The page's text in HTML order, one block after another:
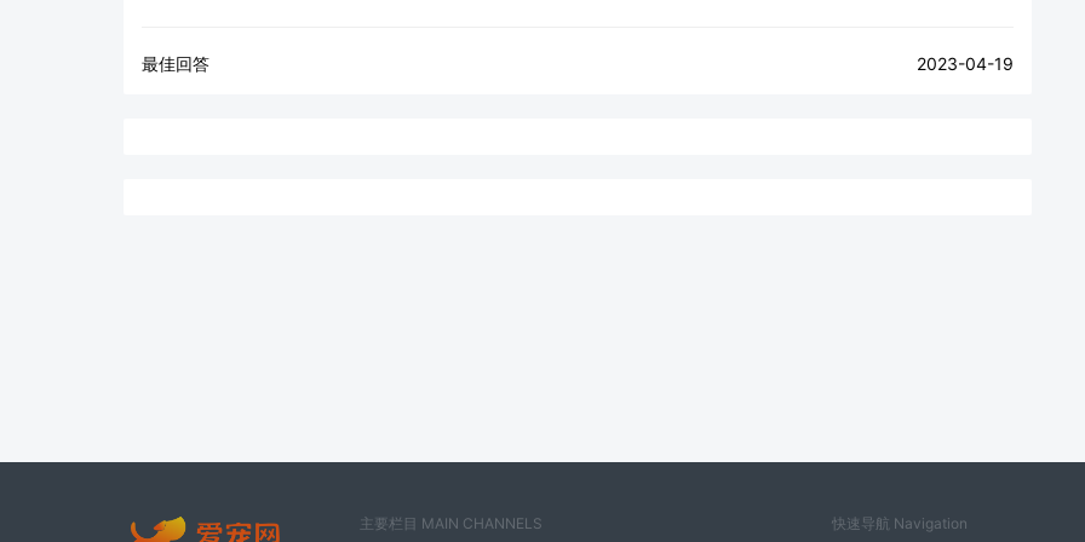
最佳回答 2023-04-19
主要栏目 MAIN CHANNELS 快速导航 Navigation